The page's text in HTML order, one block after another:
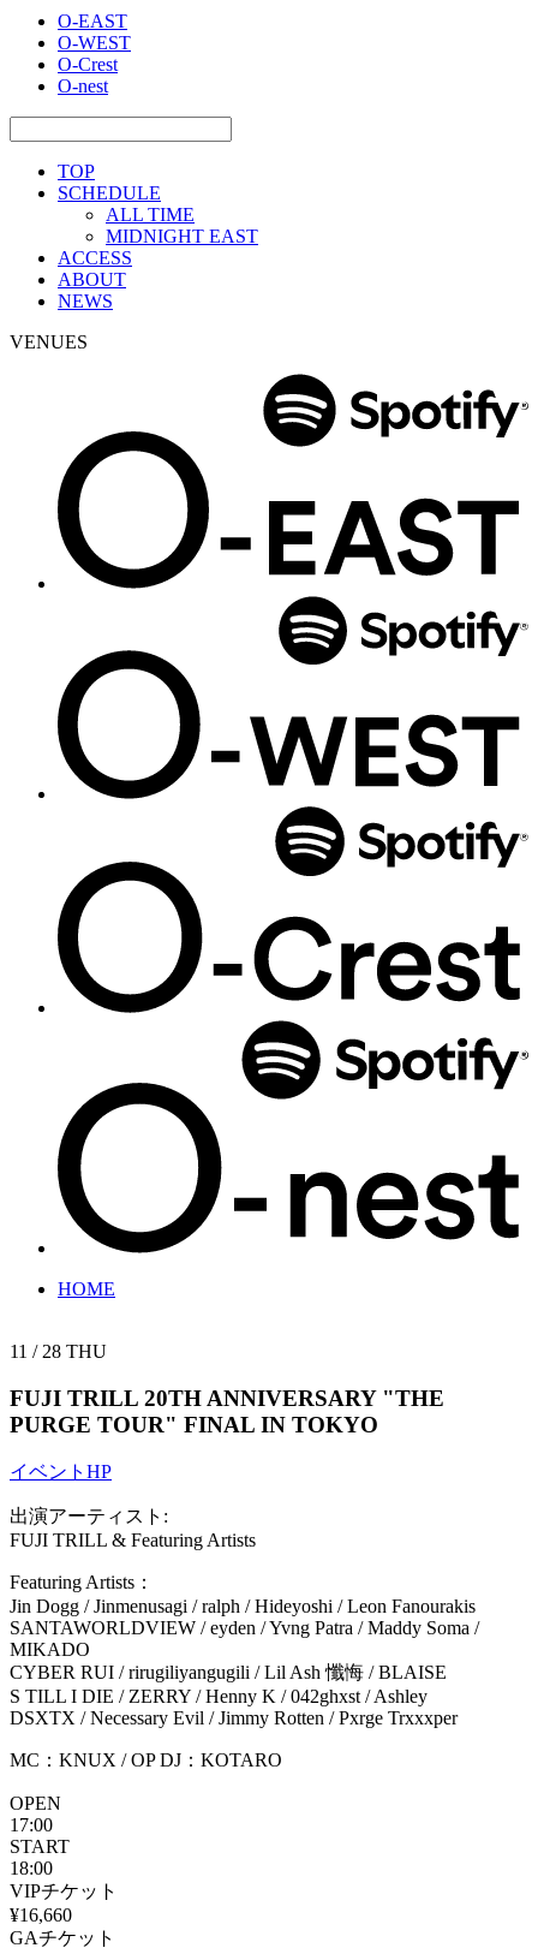
O-EAST
O-WEST
O-Crest
O-nest
TOP
SCHEDULE
ALL TIME
MIDNIGHT EAST
ACCESS
ABOUT
NEWS
VENUES
HOME
11 / 28 THU
FUJI TRILL 20TH ANNIVERSARY "THE
PURGE TOUR" FINAL IN TOKYO
イベントHP
出演アーティスト:
FUJI TRILL & Featuring Artists
Featuring Artists：
Jin Dogg / Jinmenusagi / ralph / Hideyoshi / Leon Fanourakis
SANTAWORLDVIEW / eyden / Yvng Patra / Maddy Soma /
MIKADO
CYBER RUI / rirugiliyangugili / Lil Ash 懺悔 / BLAISE
S TILL I DIE / ZERRY / Henny K / 042ghxst / Ashley
DSXTX / Necessary Evil / Jimmy Rotten / Pxrge Trxxxper
MC：KNUX / OP DJ：KOTARO
OPEN
17:00
START
18:00
VIPチケット
¥16,660
GAチケット